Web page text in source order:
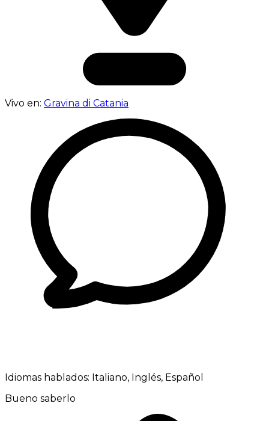
Vivo en: Gravina di Catania
Idiomas hablados: Italiano, Inglés, Español
Bueno saberlo